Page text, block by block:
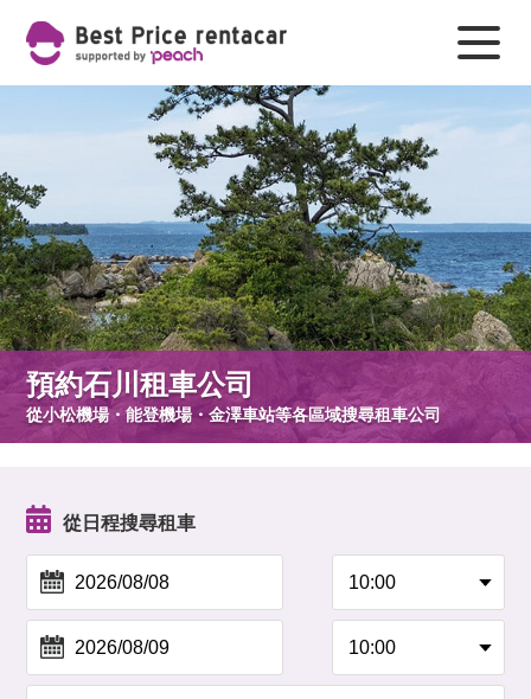
預約石川租車公司
從小松機場・能登機場・金澤車站等各區域搜尋租車公司
從日程搜尋租車